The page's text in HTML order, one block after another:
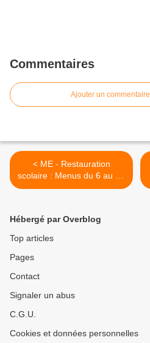
Commentaires
Ajouter un commentaire
< ME - Restauration
scolaire : Menus du 6 au 17
décembre
Hébergé par Overblog
Top articles
Pages
Contact
Signaler un abus
C.G.U.
Cookies et données personnelles